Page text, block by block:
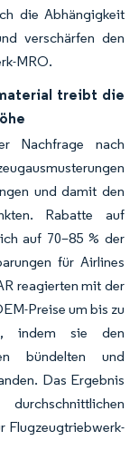
die Abhängigkeit
verschärfen den
MRO.
treibt die
Nachfrage nach
und damit den
Rabatte auf
auf 70–85 % der
für Airlines
reagierten mit der
Preise um bis zu
indem sie den
bündelten und
Das Ergebnis
Flugzeugtriebwerk-